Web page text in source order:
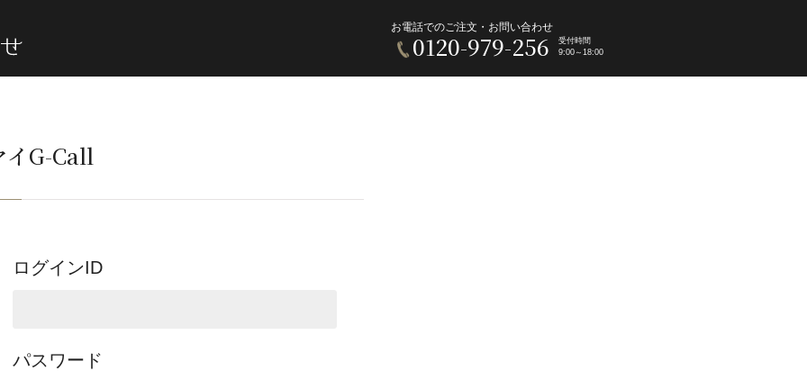
お電話でのご注文・お問い合わせ
0120-979-256
受付時間
9:00～18:00
イG-Call
ログインID
パスワード